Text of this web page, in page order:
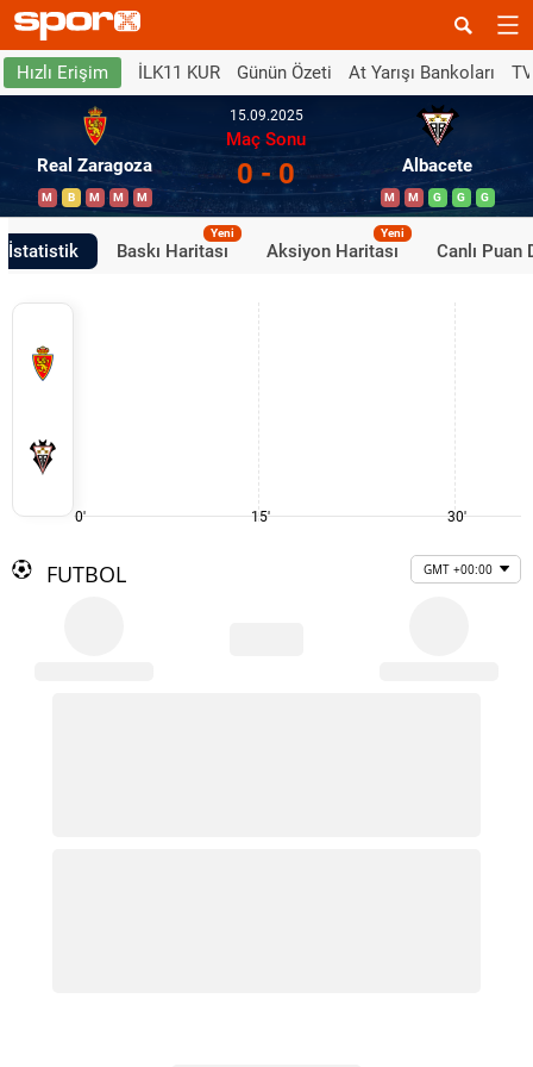
Hızlı Erişim İLK11 KUR Günün Özeti At Yarışı Bankoları
Real Zaragoza
M B M M M
15.09.2025
Maç Sonu
0 - 0 Albacete
M M G G G
İstatistik Baskı Haritası
Yeni
Aksiyon Haritası
Yeni
Canlı Puan
0' 15' 30'
FUTBOL GMT +00:00